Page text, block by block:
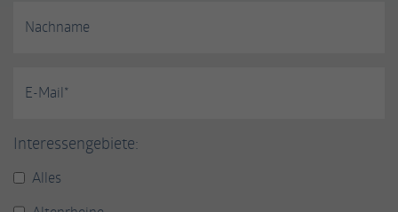
Nachname
E-Mail*
Interessengebiete:
Alles